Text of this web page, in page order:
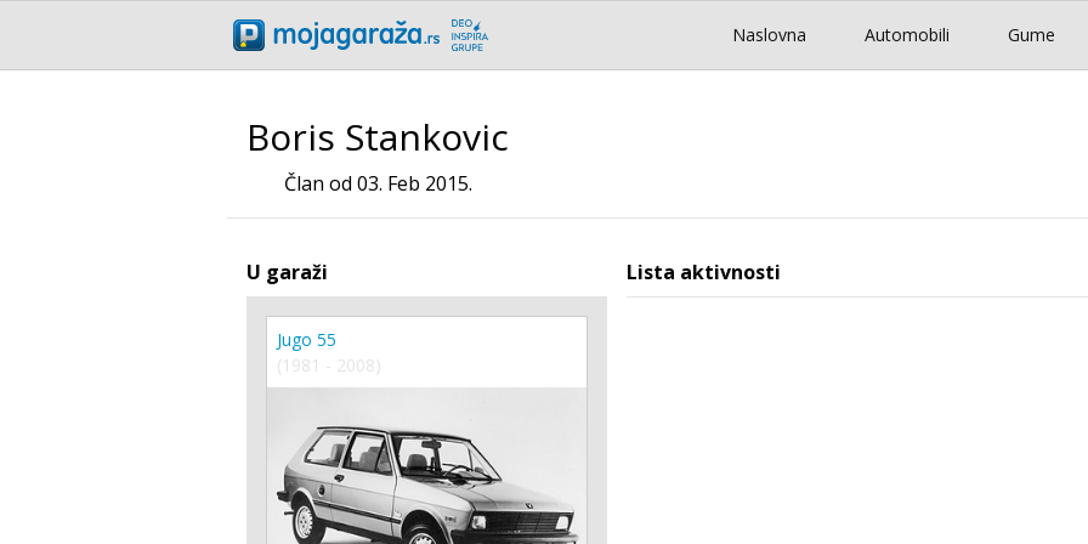
Naslovna Automobili Gume
Boris Stankovic
Član od 03. Feb 2015.
U garaži
Jugo 55
(1981 - 2008)
Lista aktivnosti